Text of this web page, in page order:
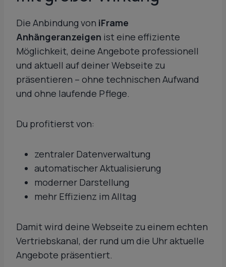
Die Anbindung von iFrame
Anhängeranzeigen ist eine effiziente
Möglichkeit, deine Angebote professionell
und aktuell auf deiner Webseite zu
präsentieren – ohne technischen Aufwand
und ohne laufende Pflege.
Du profitierst von:
zentraler Datenverwaltung
automatischer Aktualisierung
moderner Darstellung
mehr Effizienz im Alltag
Damit wird deine Webseite zu einem echten
Vertriebskanal, der rund um die Uhr aktuelle
Angebote präsentiert.